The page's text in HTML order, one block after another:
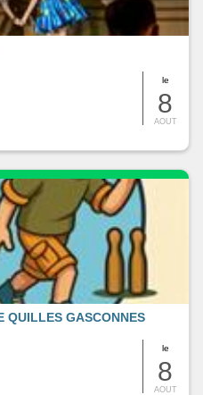
le
8
AOUT
le
8
AOUT
QUILLES GASCONNES